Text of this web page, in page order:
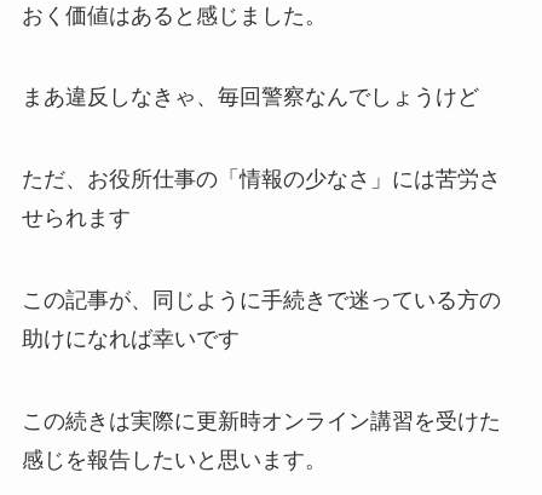
おく価値はあると感じました。
まあ違反しなきゃ、毎回警察なんでしょうけど
ただ、お役所仕事の「情報の少なさ」には苦労さ
せられます
この記事が、同じように手続きで迷っている方の
助けになれば幸いです
この続きは実際に更新時オンライン講習を受けた
感じを報告したいと思います。